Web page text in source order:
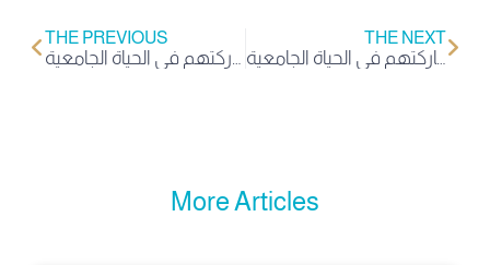
THE PREVIOUS
سعادة رئيس #جامعة_المعرفة أ.د. عبدالرحمن بن عبدالله الصغير، يفتتح معرض ملتقى الأندية الطلابية، بحضور قيادات الجامعة ومنسوبيها وطلبتها، وذلك في إطار دعم الأنشطة الطلابية وتنمية قدرات الطلبة ودعم مشاركتهم في الحياة الجامعية. pic.
THE NEXT
سعادة رئيس #جامعة_المعرفة أ.د. عبدالرحمن بن عبدالله الصغير، يفتتح معرض ملتقى الأندية الطلابية، بحضور قيادات الجامعة ومنسوبيها وطلبتها، وذلك في إطار دعم الأنشطة الطلابية وتنمية قدرات الطلبة ودعم مشاركتهم في الحياة الجامعية. pic.
More Articles